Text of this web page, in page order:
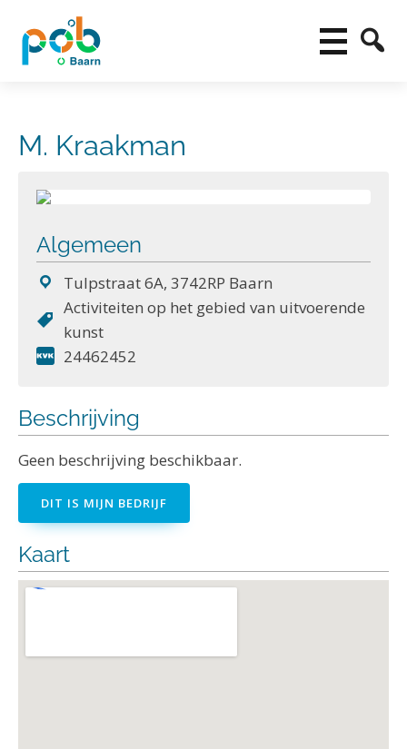
M. Kraakman
Algemeen
Tulpstraat 6A, 3742RP Baarn
Activiteiten op het gebied van uitvoerende
kunst
24462452
Beschrijving
Geen beschrijving beschikbaar.
DIT IS MIJN BEDRIJF
Kaart